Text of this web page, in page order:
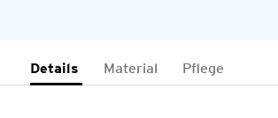
Details Material Pflege